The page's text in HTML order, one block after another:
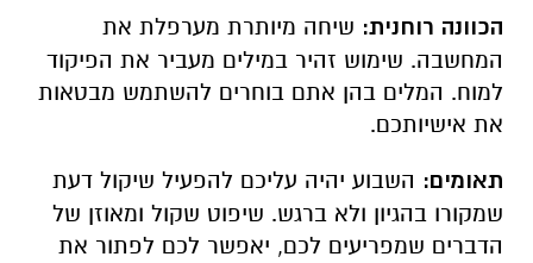
הכוונה רוחנית: שיחה מיותרת מערפלת את
המחשבה. שימוש זהיר במילים מעביר את הפיקוד
למוח. המלים בהן אתם בוחרים להשתמש מבטאות
את אישיותכם.
תאומים: השבוע יהיה עליכם להפעיל שיקול דעת
שמקורו בהגיון ולא ברגש. שיפוט שקול ומאוזן של
הדברים שמפריעים לכם, יאפשר לכם לפתור את